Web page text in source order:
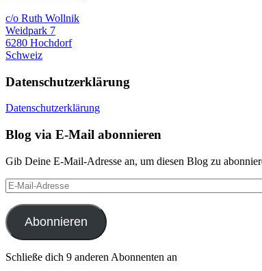
c/o Ruth Wollnik
Weidpark 7
6280 Hochdorf
Schweiz
Datenschutzerklärung
Datenschutzerklärung
Blog via E-Mail abonnieren
Gib Deine E-Mail-Adresse an, um diesen Blog zu
E-
Mail-
Adresse
Abonnieren
Schließe dich 9 anderen Abonnenten an